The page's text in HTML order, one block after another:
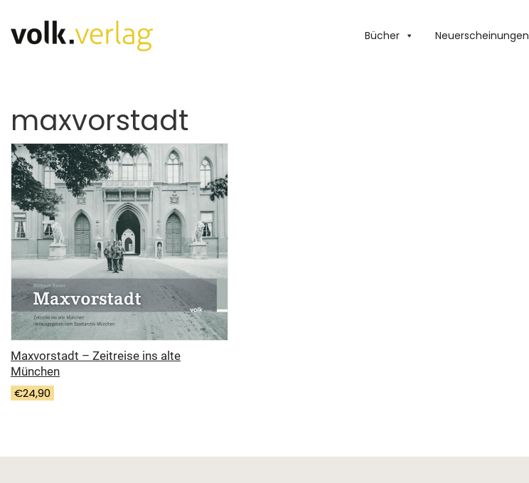
Bücher Neuerscheinungen
maxvorstadt
Maxvorstadt – Zeitreise ins alte
München
€24,90